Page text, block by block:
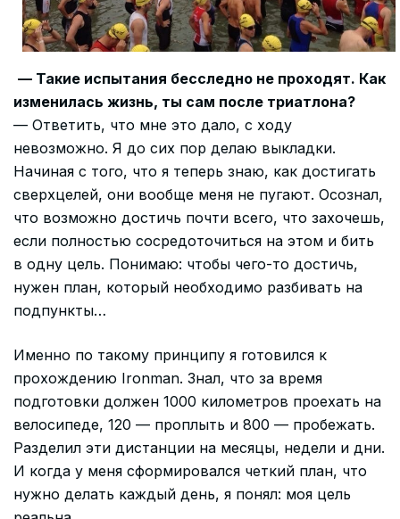
— Такие испытания бесследно не проходят. Как
изменилась жизнь, ты сам после триатлона?
— Ответить, что мне это дало, с ходу
невозможно. Я до сих пор делаю выкладки.
Начиная с того, что я теперь знаю, как достигать
сверхцелей, они вообще меня не пугают. Осознал,
что возможно достичь почти всего, что захочешь,
если полностью сосредоточиться на этом и бить
в одну цель. Понимаю: чтобы чего-то достичь,
нужен план, который необходимо разбивать на
подпункты…
Именно по такому принципу я готовился к
прохождению Ironman. Знал, что за время
подготовки должен 1000 километров проехать на
велосипеде, 120 — проплыть и 800 — пробежать.
Разделил эти дистанции на месяцы, недели и дни.
И когда у меня сформировался четкий план, что
нужно делать каждый день, я понял: моя цель